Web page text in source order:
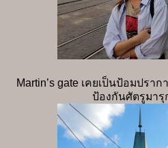
Martin’s gate เคยเป็นป้อมปรา
ป้องกันศัตรูมารุ